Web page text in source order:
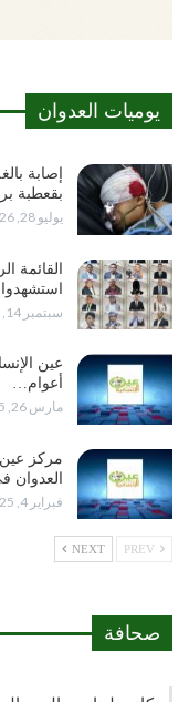
يوميات العدوان
إصابة
بقعطبة
يوليو 28, 2026
القائمة
سبتمبر 14, 2025
أعوام…
مارس 26, 2025
مركز عين
العدوان
فبراير 4, 2025
NEXT
صحافة